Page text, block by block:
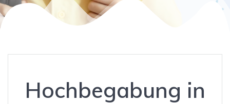
Hochbegabung in